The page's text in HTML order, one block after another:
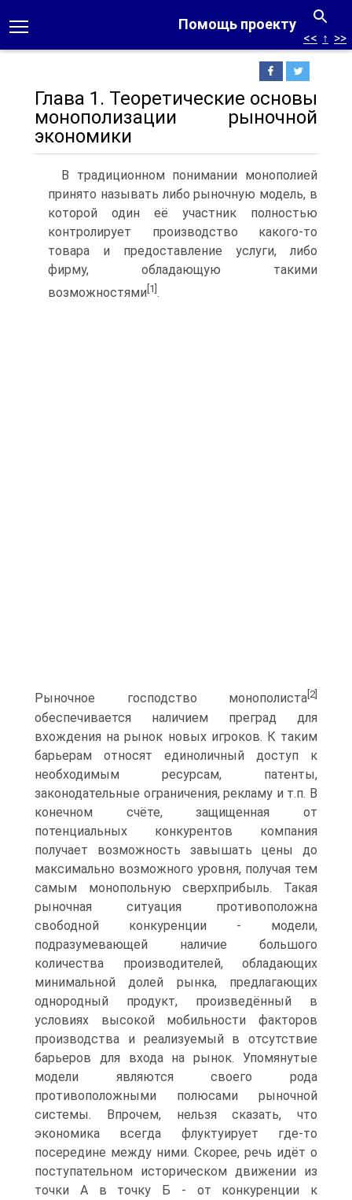
Помощь проекту
<< ↑ >>
Глава 1. Теоретические основы
монополизации рыночной
экономики
В традиционном понимании монополией
принято называть либо рыночную модель, в
которой один её участник полностью
контролирует производство какого-то
товара и предоставление услуги, либо
фирму, обладающую такими
возможностями [1] .
Рыночное господство монополиста [2]
обеспечивается наличием преград для
вхождения на рынок новых игроков. К таким
барьерам относят единоличный доступ к
необходимым ресурсам, патенты,
законодательные ограничения, рекламу и т.п. В
конечном счёте, защищенная от
потенциальных конкурентов компания
получает возможность завышать цены до
максимально возможного уровня, получая тем
самым монопольную сверхприбыль. Такая
рыночная ситуация противоположна
свободной конкуренции - модели,
подразумевающей наличие большого
количества производителей, обладающих
минимальной долей рынка, предлагающих
однородный продукт, произведённый в
условиях высокой мобильности факторов
производства и реализуемый в отсутствие
барьеров для входа на рынок. Упомянутые
модели являются своего рода
противоположными полюсами рыночной
системы. Впрочем, нельзя сказать, что
экономика всегда флуктуирует где-то
посередине между ними. Скорее, речь идёт о
поступательном историческом движении из
точки А в точку Б - от конкуренции к